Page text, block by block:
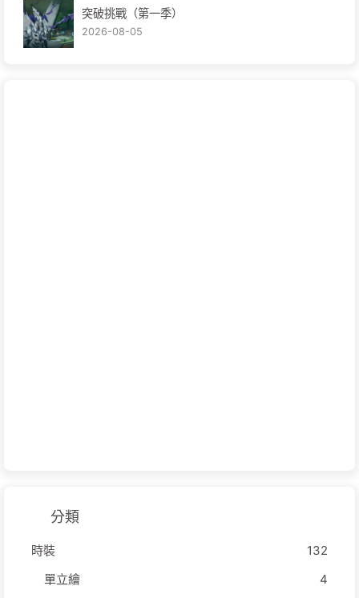
突破挑戰（第一季）
2026-08-05
分類
時裝
132
單立繪
4